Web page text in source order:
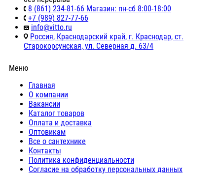
8 (861) 234-81-66 Магазин: пн-сб 8:00-18:00
+7 (989) 827-77-66
info@vitto.ru
Россия, Краснодарский край, г. Краснодар, ст.
Старокорсунская, ул. Северная д. 63/4
Меню
Главная
О компании
Вакансии
Каталог товаров
Оплата и доставка
Оптовикам
Все о сантехнике
Контакты
Политика конфиденциальности
Согласие на обработку персональных данных